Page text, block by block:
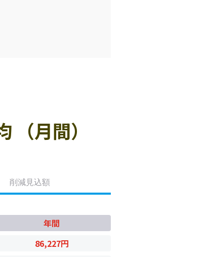
月間）
削減見込額
年間
86,227円